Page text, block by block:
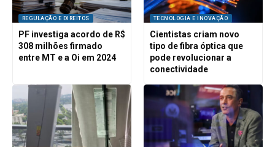
REGULAÇÃO E DIREITOS
PF investiga acordo de R$
308 milhões firmado
entre MT e a Oi em 2024
TECNOLOGIA E INOVAÇÃO
Cientistas criam novo
tipo de fibra óptica que
pode revolucionar a
conectividade